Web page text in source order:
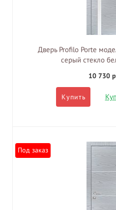
Дверь Profilo Porte
серый стекло
10 730
Купить
Под заказ